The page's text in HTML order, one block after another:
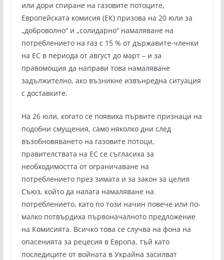
или дори спиране на газовите потоците,
Европейската комисия (ЕК) призова на 20 юли за
„доброволно“ и „солидарно“ намаляване на
потреблението на газ с 15 % от държавите-членки
на ЕС в периода от август до март – и за
правомощия да направи това намаляване
задължително, ако възникне извънредна ситуация
с доставките.
На 26 юли, когато се появиха първите признаци на
подобни смущения, само няколко дни след
възобновяването на газовите потоци,
правителствата на ЕС се съгласиха за
необходимостта от ограничаване на
потреблението през зимата и за закон за целия
Съюз, който да налага намаляване на
потреблението, като по този начин повече или по-
малко потвърдиха първоначалното предложение
на Комисията. Всичко това се случва на фона на
опасенията за рецесия в Европа, тъй като
последиците от войната в Украйна засилват